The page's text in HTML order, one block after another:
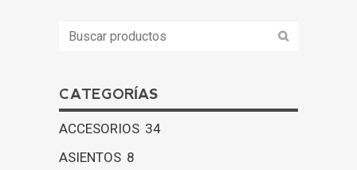
CATEGORÍAS
ACCESORIOS 34
ASIENTOS 8